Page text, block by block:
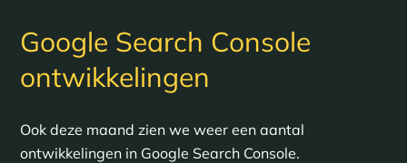
Google Search Console
ontwikkelingen
Ook deze maand zien we weer een aantal
ontwikkelingen in Google Search Console.